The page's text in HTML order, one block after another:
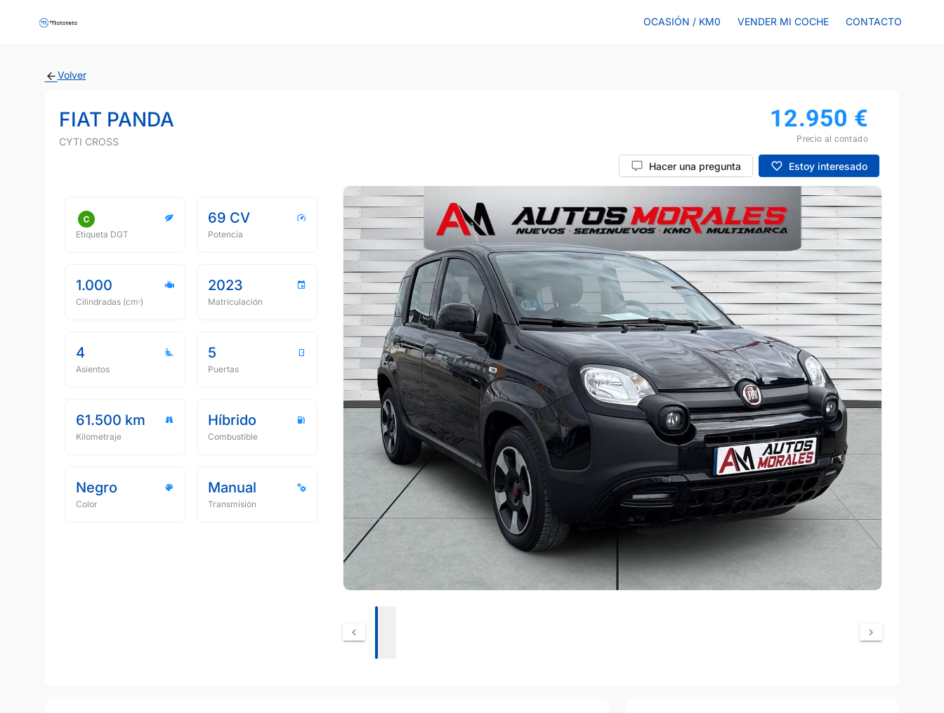
OCASIÓN / KM0 VENDER MI COCHE CONTACTO
Volver
FIAT PANDA
CYTI CROSS
12.950 €
Precio al contado
Hacer una pregunta Estoy interesado
Etiqueta DGT
69 CV
Potencia
1.000
Cilindradas (cmᵌ)
2023
Matriculación
4
Asientos
5
Puertas
61.500 km
Kilometraje
Híbrido
Combustible
Negro
Color
Manual
Transmisión